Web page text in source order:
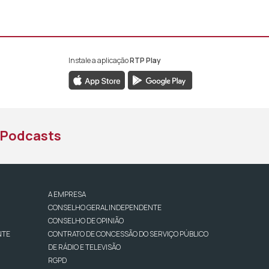
da RTP África
da RTP África
YouTube da RTP África
Instale a aplicaçãoRTP Play
Podcasts
A EMPRESA
CONSELHO GERAL INDEPENDENTE
CONSELHO DE OPINIÃO
CONTRATO DE CONCESSÃO DO SERVIÇO PÚBLICO
DE RÁDIO E TELEVISÃO
RGPD